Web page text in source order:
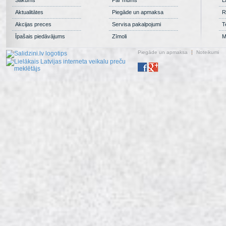
Aktualitātes
Akcijas preces
Īpašais piedāvājums
Piegāde un apmaksa
Servisa pakalpojumi
Zīmoli
Piegāde un apmaksa Noteikumi